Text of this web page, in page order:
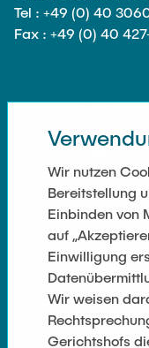
Tel : +49 (0) 40
Fax : +49 (0) 40
SOZIALE
Datenschutz
Impressum
Kontakt
Wir nutzen
Bereitstellung
Einbinden von
auf
Einwilligung
Wir weisen
Gerichtshofs